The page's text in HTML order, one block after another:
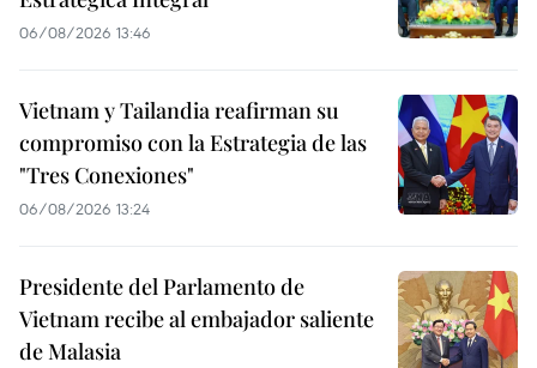
06/08/2026 13:46
Vietnam y Tailandia reafirman su
compromiso con la Estrategia de las
"Tres Conexiones"
06/08/2026 13:24
Presidente del Parlamento de
Vietnam recibe al embajador saliente
de Malasia